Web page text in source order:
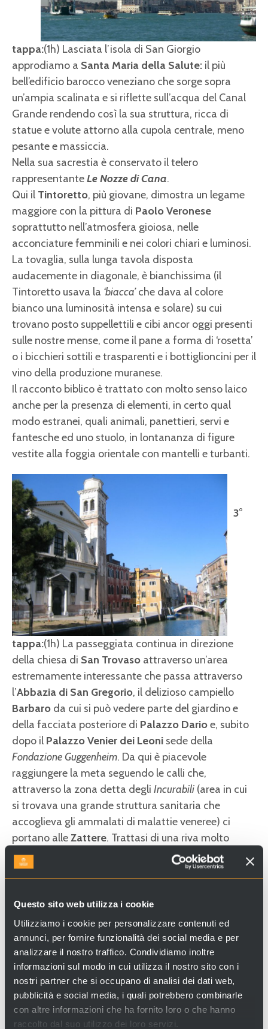
Questo sito web utilizza i cookie
Utilizziamo i cookie per personalizzare contenuti ed
annunci, per fornire funzionalità dei social media e per
analizzare il nostro traffico. Condividiamo inoltre
informazioni sul modo in cui utilizza il nostro sito con i
nostri partner che si occupano di analisi dei dati web,
pubblicità e social media, i quali potrebbero combinarle
con altre informazioni che ha fornito loro o che hanno
raccolto dal suo utilizzo dei loro servizi.
tappa:(1h) Lasciata l’isola di San Giorgio
approdiamo a Santa Maria della Salute: il più
bell’edificio barocco veneziano che sorge sopra
un’ampia scalinata e si riflette sull’acqua del Canal
Grande rendendo così la sua struttura, ricca di
statue e volute attorno alla cupola centrale, meno
pesante e massiccia.
Nella sua sacrestia è conservato il telero
rappresentanteLe Nozze di Cana.
Qui il Tintoretto, più giovane, dimostra un legame
maggiore con la pittura di Paolo Veronese
soprattutto nell’atmosfera gioiosa, nelle
acconciature femminili e nei colori chiari e luminosi.
La tovaglia, sulla lunga tavola disposta
audacemente in diagonale, è bianchissima (il
Tintoretto usava la ‘biacca’che dava al colore
bianco una luminosità intensa e solare) su cui
trovano posto suppellettili e cibi ancor oggi presenti
sulle nostre mense, come il pane a forma di ‘rosetta’
o i bicchieri sottili e trasparenti e i bottiglioncini per il
vino della produzione muranese.
Il racconto biblico è trattato con molto senso laico
anche per la presenza di elementi, in certo qual
modo estranei, quali animali, panettieri, servi e
fantesche ed uno stuolo, in lontananza di figure
vestite alla foggia orientale con mantelli e turbanti.
3°
tappa:(1h) La passeggiata continua in direzione
della chiesa di San Trovaso attraverso un’area
estremamente interessante che passa attraverso
l’Abbazia di San Gregorio, il delizioso campiello
Barbaro da cui si può vedere parte del giardino e
della facciata posteriore di Palazzo Darioe, subito
dopo il Palazzo Venier dei Leoni sede della
Fondazione Guggenheim. Da qui è piacevole
raggiungere la meta seguendo le calli che,
attraverso la zona detta degli Incurabili (area in cui
si trovava una grande struttura sanitaria che
accoglieva gli ammalati di malattie veneree) ci
portano alleZattere. Trattasi di una riva molto
lunga prospiciente il
Canale della Giudecca, un
tempo animatissima di imbarcazioni per la
(proveniva dall’Oriente e Venezia, avendone il
monopolio, riforniva i mercati europei) e disqueri
Riva ancor oggi meta dei veneziani e degli studenti
in quanto, essendo esposta a sud, gode di un clima
mite che permette la sosta in una delle tante
terrazze delle caffetterie e delle note gelaterie (la
mattonella di gianduia affondata nella panna fatta
in casa dellagelateria da Nico è un classico da